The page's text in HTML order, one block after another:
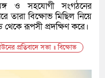
ও সহযোগী সংগঠনের
তারা বিক্ষোভ মিছিল নিয়ে
থেকে রূপসী প্রদক্ষিণ করে।
প্রতিবাদে সভা ॥ বিক্ষোভ